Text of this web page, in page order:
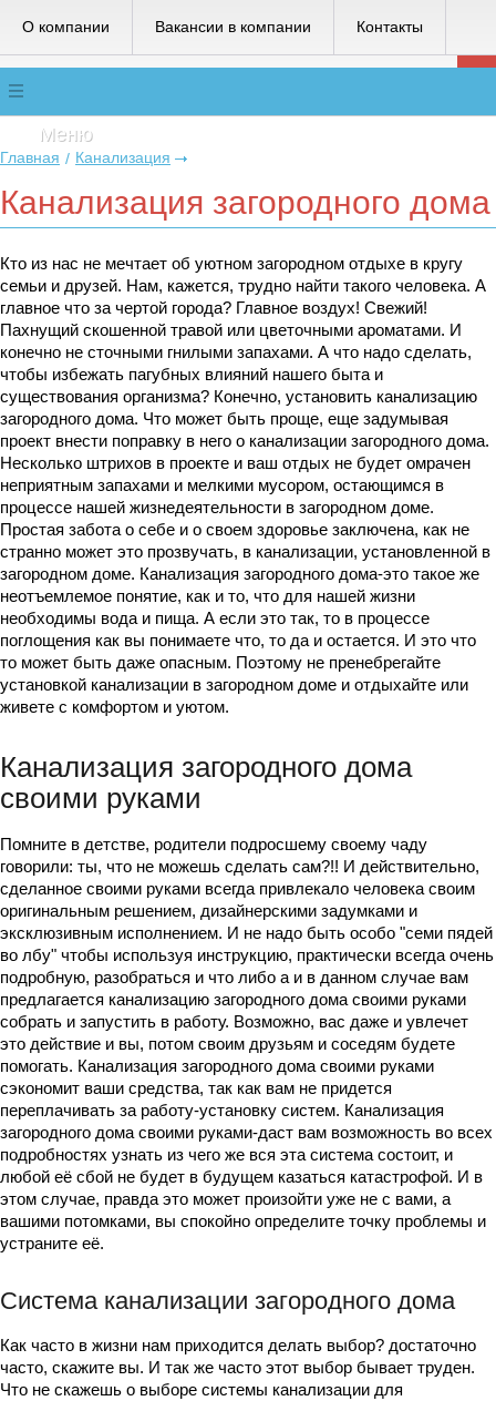
О компании Вакансии в компании Контакты
Меню
Главная / Канализация
Канализация загородного дома
Кто из нас не мечтает об уютном загородном отдыхе в кругу
семьи и друзей. Нам, кажется, трудно найти такого человека. А
главное что за чертой города? Главное воздух! Свежий!
Пахнущий скошенной травой или цветочными ароматами. И
конечно не сточными гнилыми запахами. А что надо сделать,
чтобы избежать пагубных влияний нашего быта и
существования организма? Конечно, установить канализацию
загородного дома. Что может быть проще, еще задумывая
проект внести поправку в него о канализации загородного дома.
Несколько штрихов в проекте и ваш отдых не будет омрачен
неприятным запахами и мелкими мусором, остающимся в
процессе нашей жизнедеятельности в загородном доме.
Простая забота о себе и о своем здоровье заключена, как не
странно может это прозвучать, в канализации, установленной в
загородном доме. Канализация загородного дома-это такое же
неотъемлемое понятие, как и то, что для нашей жизни
необходимы вода и пища. А если это так, то в процессе
поглощения как вы понимаете что, то да и остается. И это что
то может быть даже опасным. Поэтому не пренебрегайте
установкой канализации в загородном доме и отдыхайте или
живете с комфортом и уютом.
Канализация загородного дома
своими руками
Помните в детстве, родители подросшему своему чаду
говорили: ты, что не можешь сделать сам?!! И действительно,
сделанное своими руками всегда привлекало человека своим
оригинальным решением, дизайнерскими задумками и
эксклюзивным исполнением. И не надо быть особо "семи пядей
во лбу" чтобы используя инструкцию, практически всегда очень
подробную, разобраться и что либо а и в данном случае вам
предлагается канализацию загородного дома своими руками
собрать и запустить в работу. Возможно, вас даже и увлечет
это действие и вы, потом своим друзьям и соседям будете
помогать. Канализация загородного дома своими руками
сэкономит ваши средства, так как вам не придется
переплачивать за работу-установку систем. Канализация
загородного дома своими руками-даст вам возможность во всех
подробностях узнать из чего же вся эта система состоит, и
любой её сбой не будет в будущем казаться катастрофой. И в
этом случае, правда это может произойти уже не с вами, а
вашими потомками, вы спокойно определите точку проблемы и
устраните её.
Система канализации загородного дома
Как часто в жизни нам приходится делать выбор? достаточно
часто, скажите вы. И так же часто этот выбор бывает труден.
Что не скажешь о выборе системы канализации для